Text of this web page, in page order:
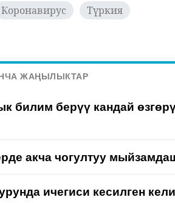
Коронавирус Түркия
ЖАҢЫЛЫКТАР
билим берүү кандай
акча чогултуу
ичегиси кесилген